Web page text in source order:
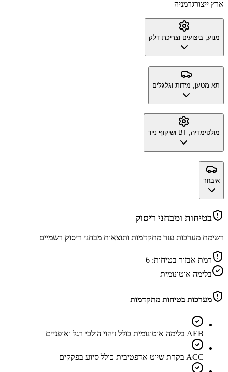
ארץ ייצורגרמניה
מנוע, ביצועים וצריכת דלק
תא מטען, מידות וגלגלים
מולטימדיה, BT ושיקוף נייד
איבזור
בטיחות ומבחני ריסוק
רשימת מערכות עזר מתקדמות ותוצאות מבחני ריסוק רשמיים
רמת אבזור בטיחות: 6
בלימה אוטונומית
מערכות בטיחות מתקדמות
AEB בלימה אוטונומית כולל זיהוי הולכי רגל ואופניים
ACC בקרת שיוט אדפטיבית כולל סיוע בפקקים